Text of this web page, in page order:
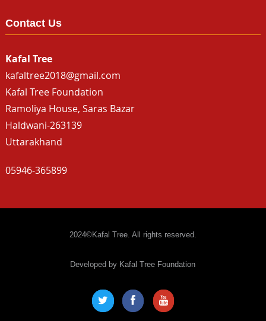
Contact Us
Kafal Tree
kafaltree2018@gmail.com
Kafal Tree Foundation
Ramoliya House, Saras Bazar
Haldwani-263139
Uttarakhand
05946-365899
2024©Kafal Tree. All rights reserved.
Developed by Kafal Tree Foundation